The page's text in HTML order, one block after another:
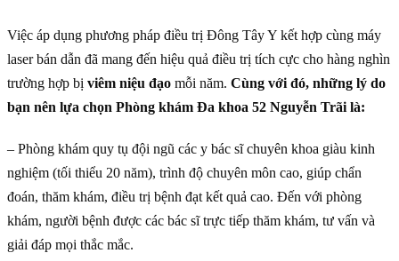
Việc áp dụng phương pháp điều trị Đông Tây Y kết hợp cùng máy
laser bán dẫn đã mang đến hiệu quả điều trị tích cực cho hàng nghìn
trường hợp bị viêm niệu đạo mỗi năm. Cùng với đó, những lý do
bạn nên lựa chọn Phòng khám Đa khoa 52 Nguyễn Trãi là:
– Phòng khám quy tụ đội ngũ các y bác sĩ chuyên khoa giàu kinh
nghiệm (tối thiểu 20 năm), trình độ chuyên môn cao, giúp chẩn
đoán, thăm khám, điều trị bệnh đạt kết quả cao. Đến với phòng
khám, người bệnh được các bác sĩ trực tiếp thăm khám, tư vấn và
giải đáp mọi thắc mắc.